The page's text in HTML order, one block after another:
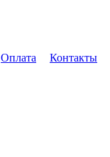
Оплата Контакты